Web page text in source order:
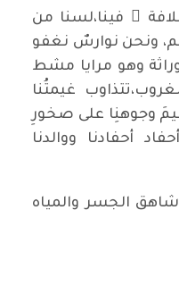
فينا،لسنا من
ونحن نوارسٌ نغفو
وهو مرايا مشط
غيمتُنا
وجوهنِا على صخورِ
ووالدنا
الجسر والمياه